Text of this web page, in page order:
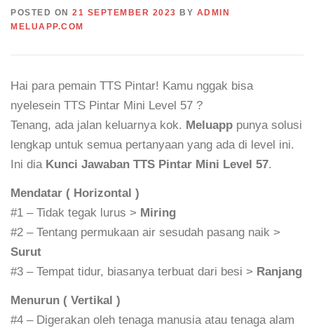
POSTED ON 21 SEPTEMBER 2023 BY ADMIN
MELUAPP.COM
Hai para pemain TTS Pintar! Kamu nggak bisa
nyelesein TTS Pintar Mini Level 57 ?
Tenang, ada jalan keluarnya kok. Meluapp punya solusi
lengkap untuk semua pertanyaan yang ada di level ini.
Ini dia Kunci Jawaban TTS Pintar Mini Level 57.
Mendatar ( Horizontal )
#1 – Tidak tegak lurus > Miring
#2 – Tentang permukaan air sesudah pasang naik >
Surut
#3 – Tempat tidur, biasanya terbuat dari besi > Ranjang
Menurun ( Vertikal )
#4 – Digerakan oleh tenaga manusia atau tenaga alam